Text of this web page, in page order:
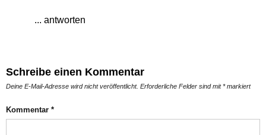
... antworten
Schreibe einen Kommentar
Deine E-Mail-Adresse wird nicht veröffentlicht. Erforderliche Felder sind mit*markiert
Kommentar *